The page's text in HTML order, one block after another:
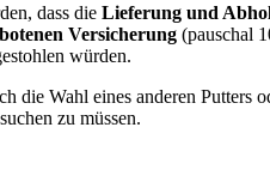
dass die Lieferung und
Versicherung (pauschal
würden.
die Wahl eines anderen
zu müssen.